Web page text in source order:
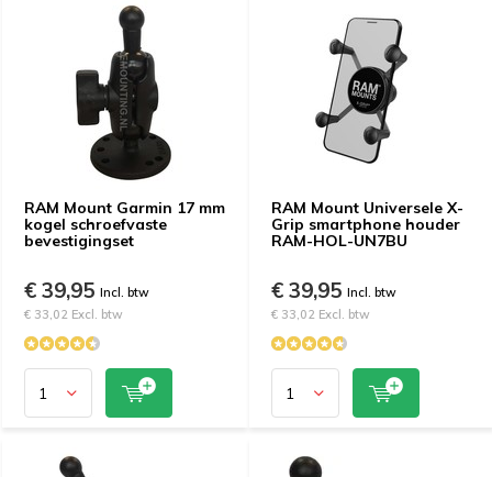
RAM Mount Garmin 17 mm
kogel schroefvaste
bevestigingset
€ 39,95 Incl. btw
€ 33,02 Excl. btw
RAM Mount Universele X-
Grip smartphone houder
RAM-HOL-UN7BU
€ 39,95 Incl. btw
€ 33,02 Excl. btw